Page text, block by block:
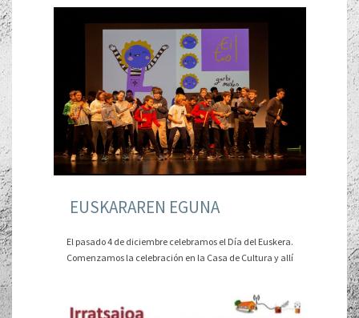
EUSKARAREN EGUNA
El pasado 4 de diciembre celebramos el Día del Euskera.
Comenzamos la celebración en la Casa de Cultura y allí